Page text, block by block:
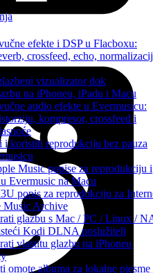
efekte i DSP u Flacboxu:
crossfeed, echo,
vizualizator dok
na iPhoneu, iPadu i Macu
audio efekte u Evermusicu:
kompresor, crossfeed i
koristiti reprodukciju bez pauza
Music popise za reprodukciju i
Evermusic na Macu
popis za reprodukciju za
Archive
glazbu s Mac / PC / Linux /
Kodi DLNA poslužitelj
vlastitu glazbu na iPhoneu
omote albuma za lokalne pjesme